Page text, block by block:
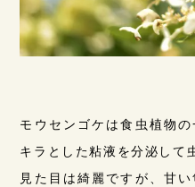
モウセンゴケは食虫植物
キラとした粘液を分泌して
見た目は綺麗ですが、甘